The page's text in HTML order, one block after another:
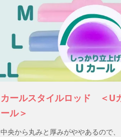
カールスタイルロッド ＜U
ール＞
中央から丸みと厚みがややあるので、